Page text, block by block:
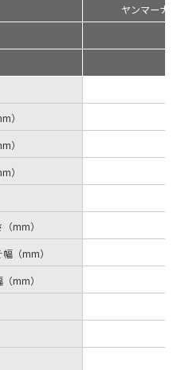
ヤンマーナ
）
）
）
mm）
（mm）
mm）